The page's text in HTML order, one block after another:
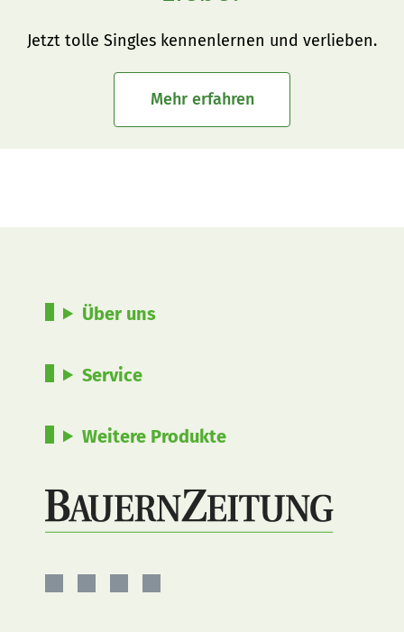
Jetzt tolle Singles kennenlernen und verlieben.
Mehr erfahren
Über uns
Service
Weitere Produkte